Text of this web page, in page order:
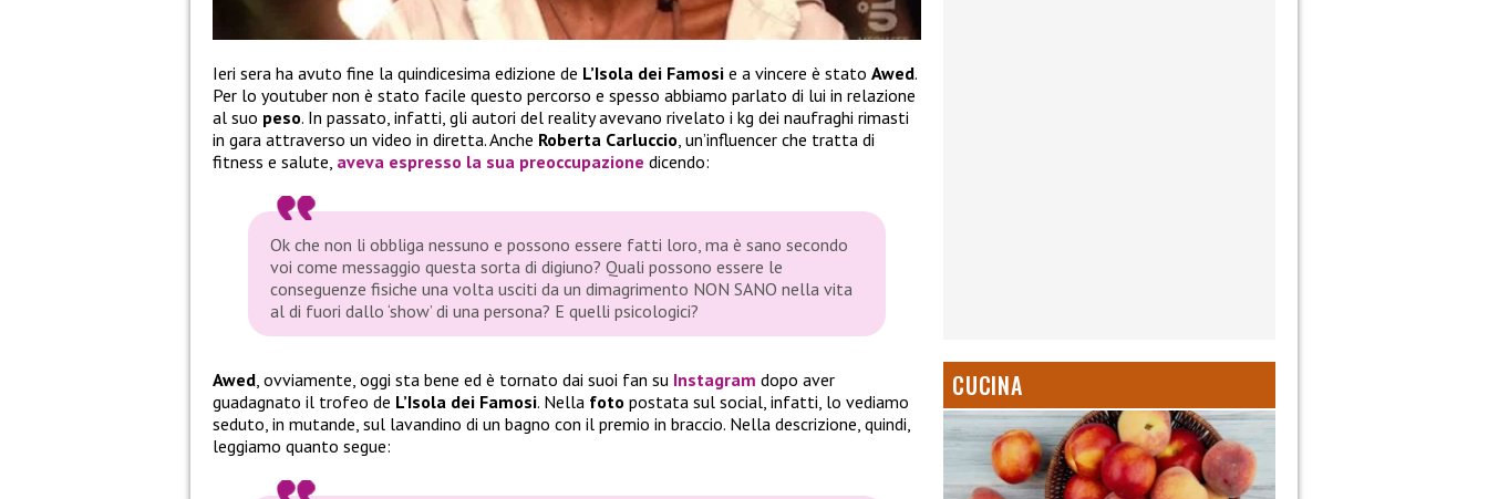
Ieri sera ha avuto fine la quindicesima edizione de L’Isola dei Famosi e a vincere è stato Awed.
Per lo youtuber non è stato facile questo percorso e spesso abbiamo parlato di lui in relazione
al suo peso. In passato, infatti, gli autori del reality avevano rivelato i kg dei naufraghi rimasti
in gara attraverso un video in diretta. Anche Roberta Carluccio, un’influencer che tratta di
fitness e salute, aveva espresso la sua preoccupazione dicendo:
Ok che non li obbliga nessuno e possono essere fatti loro, ma è sano secondo
voi come messaggio questa sorta di digiuno? Quali possono essere le
conseguenze fisiche una volta usciti da un dimagrimento NON SANO nella vita
al di fuori dallo ‘show’ di una persona? E quelli psicologici?
Awed, ovviamente, oggi sta bene ed è tornato dai suoi fan su Instagram dopo aver
guadagnato il trofeo de L’Isola dei Famosi. Nella foto postata sul social, infatti, lo vediamo
seduto, in mutande, sul lavandino di un bagno con il premio in braccio. Nella descrizione, quindi,
leggiamo quanto segue:
CUCINA